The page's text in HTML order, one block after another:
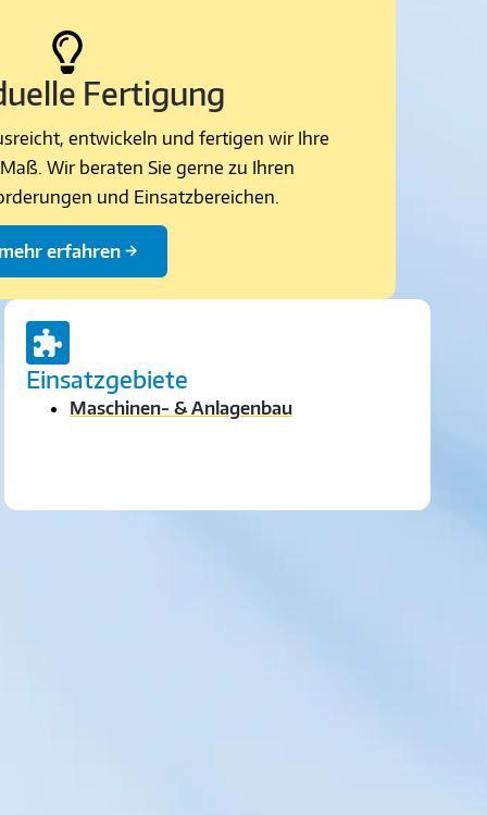
Fertigung
entwickeln und fertigen wir Ihre
Wir beraten Sie gerne zu Ihren
und Einsatzbereichen.
erfahren →
Einsatzgebiete
Maschinen- & Anlagenbau